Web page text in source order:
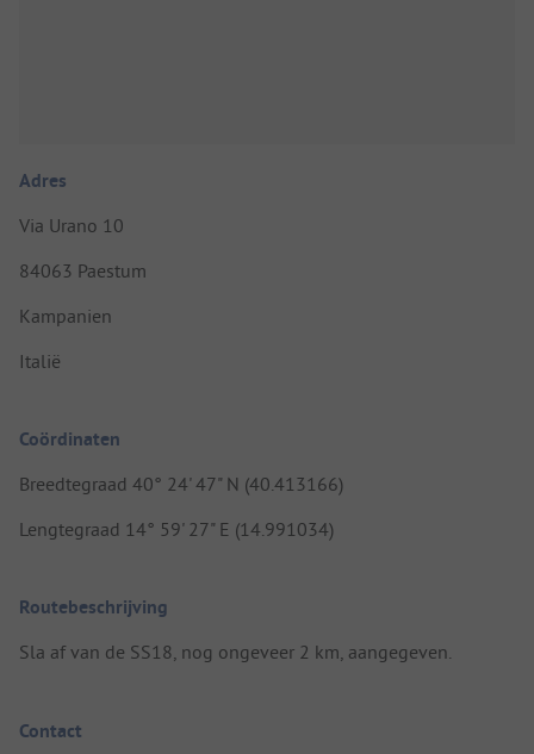
Adres
Via Urano 10
84063 Paestum
Kampanien
Italië
Coördinaten
Breedtegraad 40° 24' 47" N (40.413166)
Lengtegraad 14° 59' 27" E (14.991034)
Routebeschrijving
Sla af van de SS18, nog ongeveer 2 km, aangegeven.
Contact